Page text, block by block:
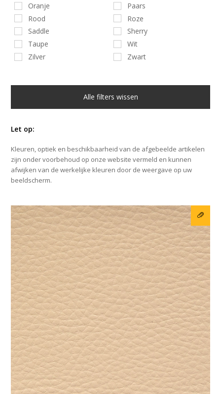
Oranje
Paars
Rood
Roze
Saddle
Sherry
Taupe
Wit
Zilver
Zwart
Alle filters wissen
Let op:
Kleuren, optiek en beschikbaarheid van de afgebeelde artikelen
zijn onder voorbehoud op onze website vermeld en kunnen
afwijken van de werkelijke kleuren door de weergave op uw
beeldscherm.